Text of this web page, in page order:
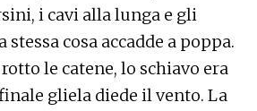
i cavi alla lunga e gli
cosa accadde a poppa.
le catene, lo schiavo era
gliela diede il vento. La